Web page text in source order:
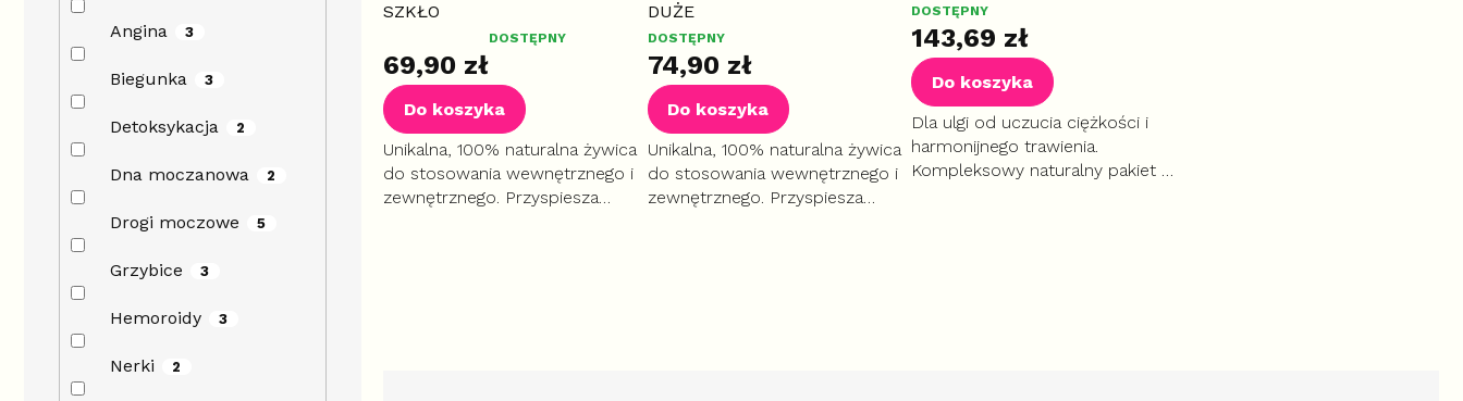
Angina 3
Biegunka 3
Detoksykacja 2
Dna moczanowa 2
Drogi moczowe 5
Grzybice 3
Hemoroidy 3
Nerki 2
SZKŁO
ocena
produktu
wynosi
5,0
na
5
gwiazdek.
DOSTĘPNY
69,90 zł
Do koszyka
Unikalna, 100% naturalna żywica
do stosowania wewnętrznego i
zewnętrznego. Przyspiesza
DUŻE
DOSTĘPNY
74,90 zł
Do koszyka
Unikalna, 100% naturalna żywica
do stosowania wewnętrznego i
zewnętrznego. Przyspiesza
DOSTĘPNY
143,69 zł
Do koszyka
Dla ulgi od uczucia ciężkości i
harmonijnego trawienia.
Kompleksowy naturalny pakiet 3